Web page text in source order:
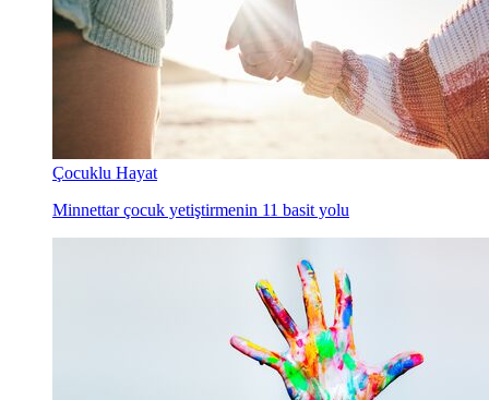
Çocuklu Hayat
Minnettar çocuk yetiştirmenin 11 basit yolu